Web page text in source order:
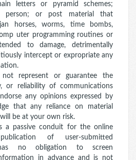
letters or pyramid schemes;
person; or post material that
horses, worms, time bombs,
uter programming routines or
to damage, detrimentally
intercept or expropriate any
not represent or guarantee the
or reliability of communications
any opinions expressed by
that any reliance on material
be at your own risk.
a passive conduit for the online
of user-submitted
no obligation to screen
in advance and is not